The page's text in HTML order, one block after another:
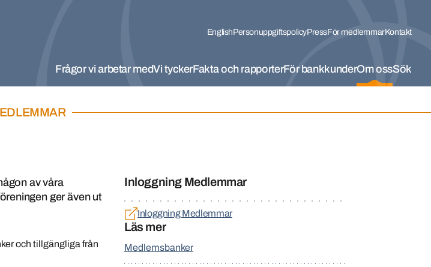
EnglishPersonuppgiftspolicyPressFör medlemmarKontakt
Frågor vi arbetar medVi tyckerFakta och rapporterFör bankkunderOm ossSök
av våra
ger även ut
och tillgängliga från
Inloggning Medlemmar
Inloggning Medlemmar
Läs mer
Medlemsbanker